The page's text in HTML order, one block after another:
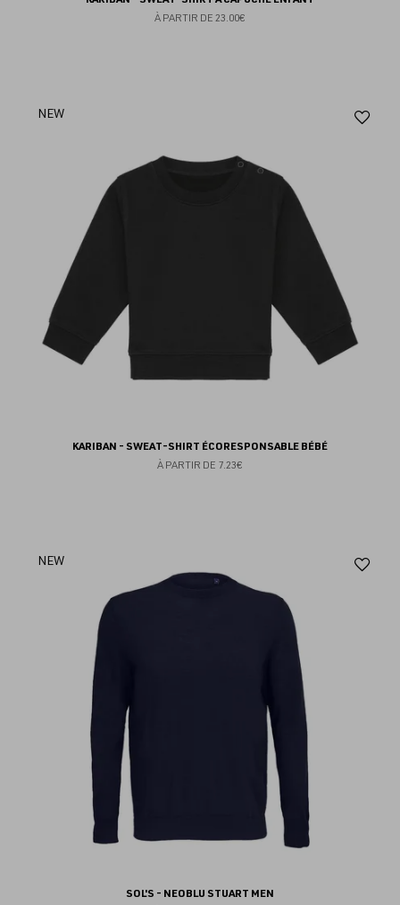
À PARTIR DE 23.00€
NEW
KARIBAN - SWEAT-SHIRT ÉCORESPONSABLE BÉBÉ
À PARTIR DE 7.23€
NEW
SOL'S - NEOBLU STUART MEN